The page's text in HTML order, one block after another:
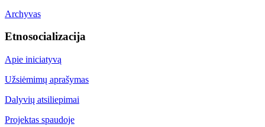
Archyvas
Etnosocializacija
Apie iniciatyvą
Užsiėmimų aprašymas
Dalyvių atsiliepimai
Projektas spaudoje